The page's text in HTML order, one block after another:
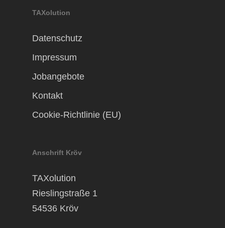
TAXolution
Datenschutz
Impressum
Jobangebote
Kontakt
Cookie-Richtlinie (EU)
Anschrift Kröv
TAXolution
Rieslingstraße 1
54536 Kröv